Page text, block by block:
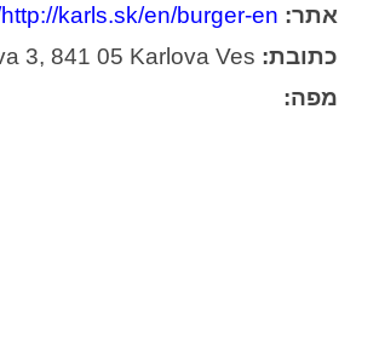
אתר: http://karls.sk/en/burger-en/
כתובת:
מפה: